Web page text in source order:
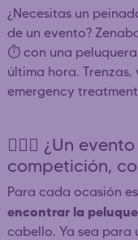
¿Necesitas un
de un evento?
⏱️ con una
última hora.
emergency
👰🏿‍♀️ ¿Un
competición,
Para cada ocasión
encontrar la
cabello. Ya sea para